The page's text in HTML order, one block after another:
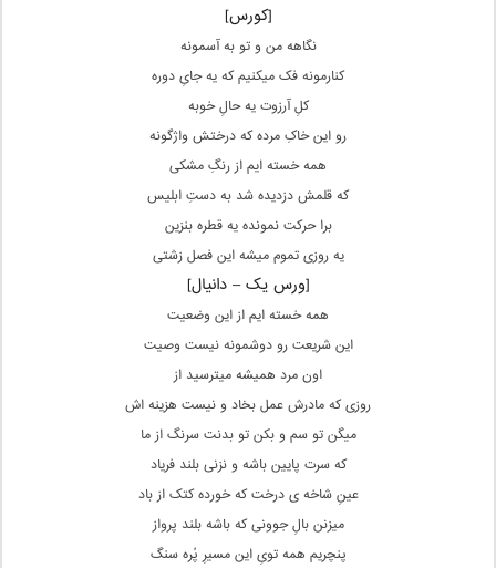
[کورس]
نگاهه من و تو به آسمونه
کنارمونه فک میکنیم که یه جایِ دوره
کلِ آرزوت یه حالِ خوبه
رو این خاکِ مرده که درختش واژگونه
همه خسته ایم از رنگِ مشکی
که قلمش دزدیده شد به دستِ ابلیس
برا حرکت نمونده یه قطره بنزین
یه روزی تموم میشه این فصل زشتی
[ورس یک – دانیال]
همه خسته ایم از این وضعیت
این شریعت رو دوشمونه نیست وصیت
اون مرد همیشه میترسید از
روزی که مادرش عمل بخاد و نیست هزینه اش
میگن تو سم و بکن تو بدنت سرنگ از ما
که سرت پایین باشه و نزنی بلند فریاد
عینِ شاخه ی درخت که خورده کتک از باد
میزنن بالِ جوونی که باشه بلند پرواز
پنچریم همه تویِ این مسیرِ پُره سنگ